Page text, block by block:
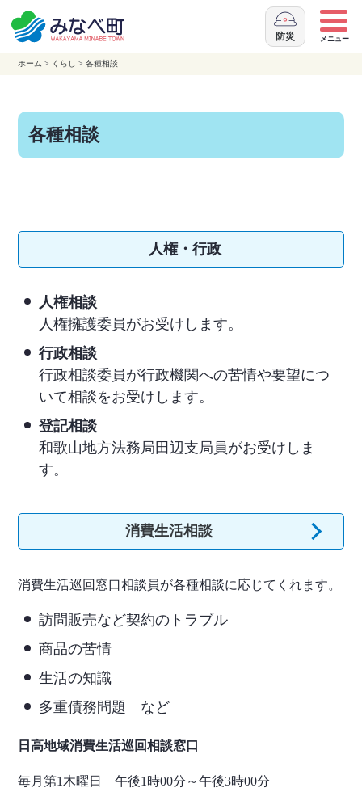
文
防災 メニュー
ホーム > くらし >各種相談
各種相談
人権・行政
人権相談
人権擁護委員がお受けします。
行政相談
行政相談委員が行政機関への苦情や要望につ
いて相談をお受けします。
登記相談
和歌山地方法務局田辺支局員がお受けしま
す。
消費生活相談
消費生活巡回窓口相談員が各種相談に応じてくれます。
訪問販売など契約のトラブル
商品の苦情
生活の知識
多重債務問題 など
日高地域消費生活巡回相談窓口
毎月第1木曜日 午後1時00分～午後3時00分